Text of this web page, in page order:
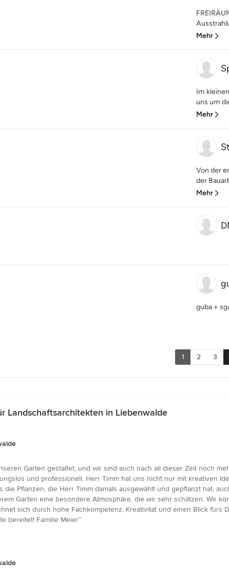
Mehr
Im
uns um
Mehr
Von der
der
Mehr
guba +
1 2 3
Landschaftsarchitekten in Liebenwalde
Garten gestaltet, und wir sind auch nach all dieser Zeit noch
und professionell. Herr Timm hat uns nicht nur mit kreativen
die Pflanzen, die Herr Timm damals ausgewählt und gepflanzt hat,
Garten eine besondere Atmosphäre, die wir sehr schätzen. Wir
sich durch hohe Fachkompetenz, Kreativität und einen Blick fürs
bereitet! Familie Meier”